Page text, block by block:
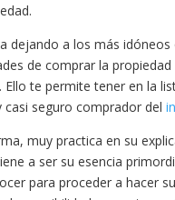
dejando a los más
de comprar la propiedad
Ello te permite tener en la
casi seguro comprador del
muy practica en su
a ser su esencia
para proceder a hacer